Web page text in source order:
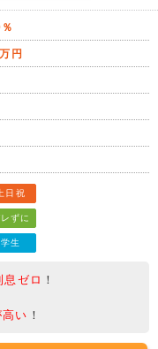
円
日祝
ずに
学生
息ゼロ ！
い ！